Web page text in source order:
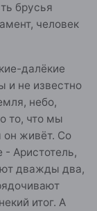
брусья
человек
далёкие
и не известно
небо,
то, что мы
он живёт. Со
Аристотель,
дважды два,
итог. А